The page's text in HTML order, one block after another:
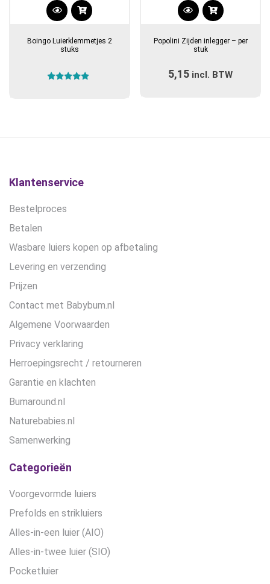
Boingo Luierklemmetjes 2
stuks
Dit
heeft
variaties.
Popolini Zijden inlegger – per
stuk
5,15 incl. BTW
Klantenservice
Bestelproces
Betalen
Wasbare luiers kopen op afbetaling
Levering en verzending
Prijzen
Contact met Babybum.nl
Algemene Voorwaarden
Privacy verklaring
Herroepingsrecht / retourneren
Garantie en klachten
Bumaround.nl
Naturebabies.nl
Samenwerking
Categorieën
Voorgevormde luiers
Prefolds en strikluiers
Alles-in-een luier (AIO)
Alles-in-twee luier (SIO)
Pocketluier